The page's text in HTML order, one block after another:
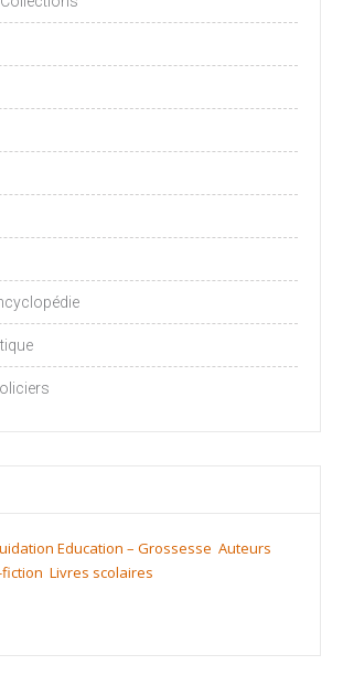
Education – Grossesse Auteurs
Livres scolaires